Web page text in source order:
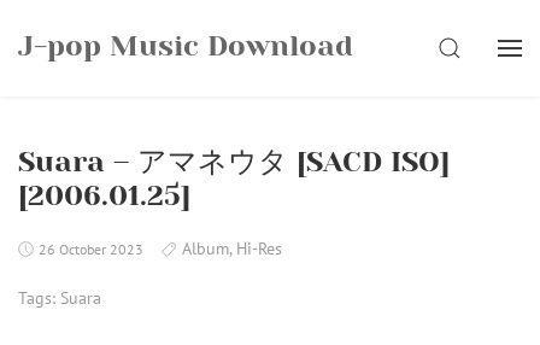
J-pop Music Download SEARCH
Suara – アマネウタ [SACD ISO]
[2006.01.25]
26 October 2023 Album, Hi-Res
Tags: Suara